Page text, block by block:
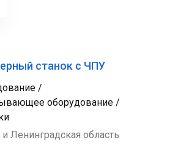
станок с ЧПУ
/
оборудование /
Ленинградская область